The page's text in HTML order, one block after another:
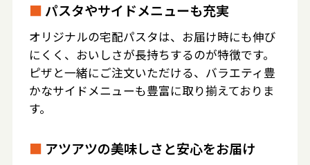
■ パスタやサイドメニューも充実
オリジナルの宅配パスタは、お届け時にも伸び
にくく、おいしさが長持ちするのが特徴です。
ピザと一緒にご注文いただける、バラエティ豊
かなサイドメニューも豊富に取り揃えておりま
す。
■ アツアツの美味しさと安心をお届け